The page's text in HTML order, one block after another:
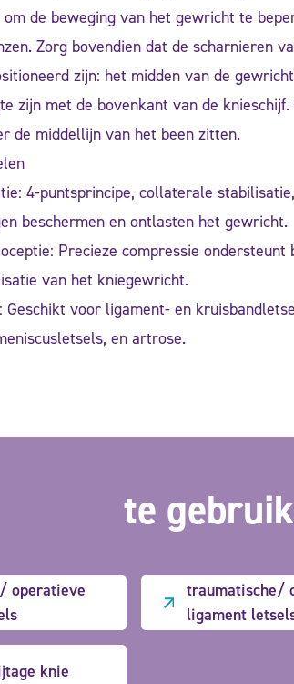
de beweging van het gewricht te
Zorg bovendien dat de scharnieren
zijn: het midden van de
zijn met de bovenkant van de knieschijf.
de middellijn van het been zitten.
4-puntsprincipe, collaterale
beschermen en ontlasten het gewricht.
Precieze compressie ondersteunt
van het kniegewricht.
Geschikt voor ligament- en
en artrose.
te
operatieve
traumatische/
ligament
knie